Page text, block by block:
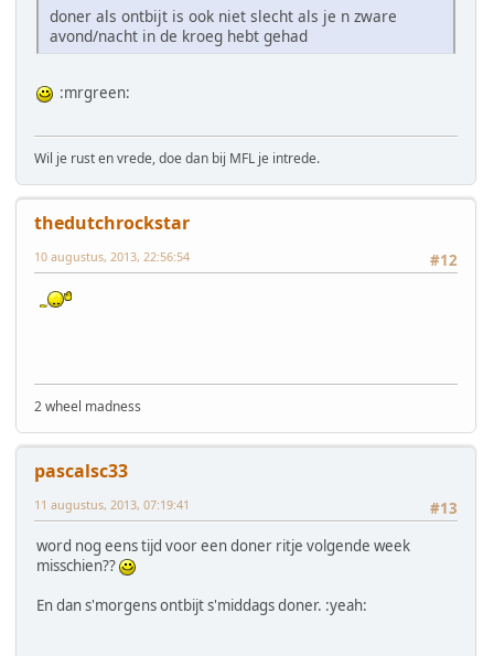
doner als ontbijt is ook niet slecht als je n zware
avond/nacht in de kroeg hebt gehad
:mrgreen:
Wil je rust en vrede, doe dan bij MFL je intrede.
thedutchrockstar
#12
10 augustus, 2013, 22:56:54
2 wheel madness
pascalsc33
#13
11 augustus, 2013, 07:19:41
word nog eens tijd voor een doner ritje volgende week
misschien??
En dan s'morgens ontbijt s'middags doner. :yeah: